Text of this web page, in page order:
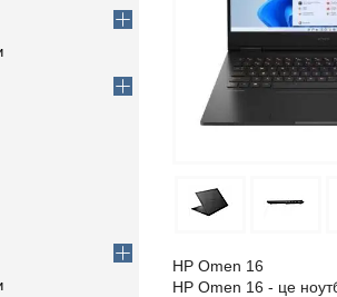
HP Omen 16
HP Omen 16 - це